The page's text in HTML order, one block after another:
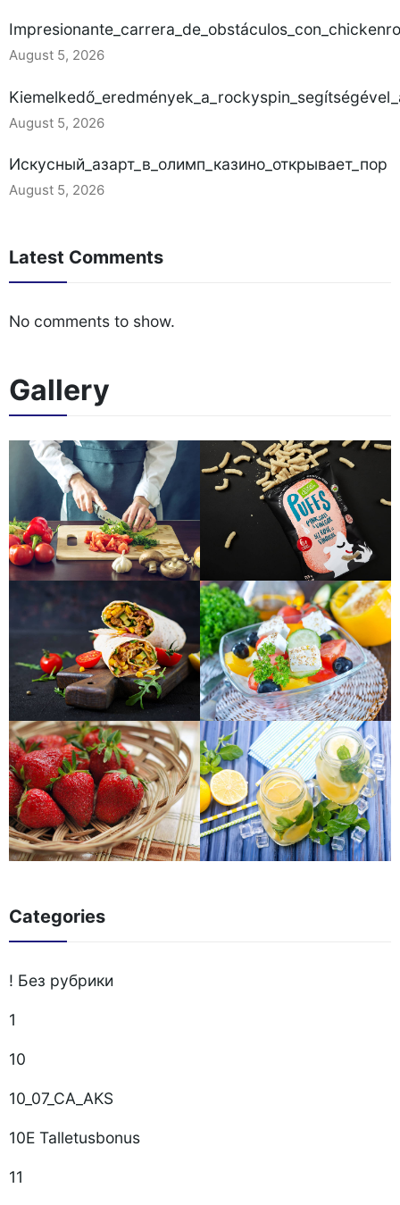
August 5, 2026
August 5, 2026
Искусный_азарт_в_олимп_казино_открывает_пор
August 5, 2026
Latest Comments
No comments to show.
Gallery
Categories
! Без рубрики
1
10
10_07_CA_AKS
10E Talletusbonus
11